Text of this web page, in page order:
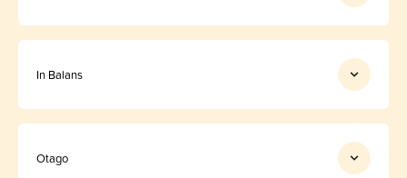
en valtraining. Dit is het enige valpreventieprogramma
weer in de benen komen (opstaan). Dit programma duurt
5 weken.
In Balans
chi en zijn gericht op het verbeteren van fitheid,
evenwicht en spierkracht. Daarnaast worden er testen
gedaan en krijg je informatie over bewegen, evenwicht
Otago